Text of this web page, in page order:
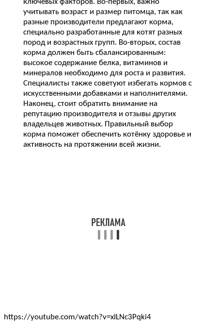
учитывать возраст и размер питомца, так как
разные производители предлагают корма,
специально разработанные для котят разных
пород и возрастных групп. Во-вторых, состав
корма должен быть сбалансированным:
высокое содержание белка, витаминов и
минералов необходимо для роста и развития.
Специалисты также советуют избегать кормов с
искусственными добавками и наполнителями.
Наконец, стоит обратить внимание на
репутацию производителя и отзывы других
владельцев животных. Правильный выбор
корма поможет обеспечить котёнку здоровье и
активность на протяжении всей жизни.
https://youtube.com/watch?v=xILNc3Pqki4